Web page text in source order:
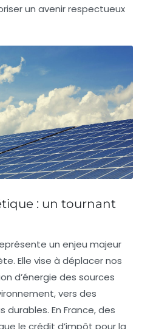
un avenir respectueux
: un tournant
un enjeu majeur
Elle vise à déplacer nos
d’énergie des sources
vers des
durables. En France, des
le crédit d’impôt pour la